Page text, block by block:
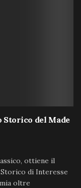
Storico del Made
ottiene il
di Interesse
oltre